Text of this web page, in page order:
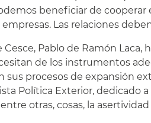
beneficiar de
Las relaciones
Pablo de Ramón
de los instrumentos
sus procesos de expansión
Política Exterior, dedicado
otras, cosas, la